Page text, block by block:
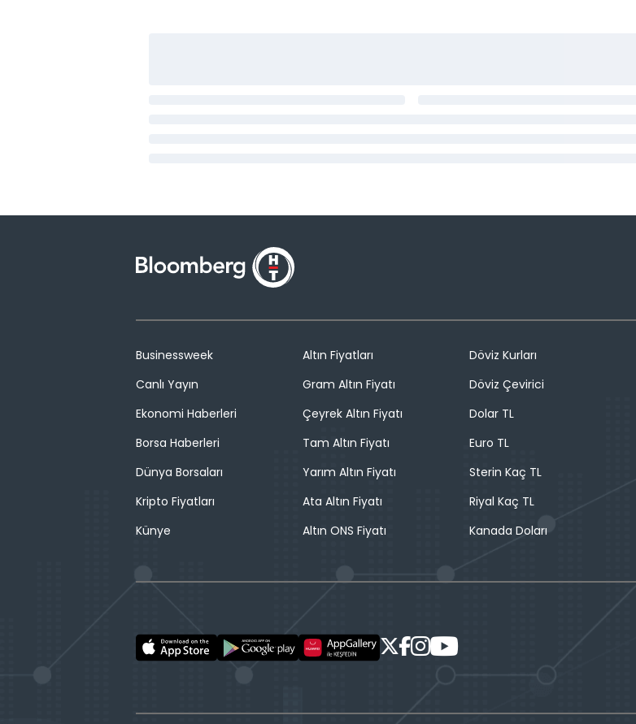
Businessweek
Canlı Yayın
Ekonomi Haberleri
Borsa Haberleri
Dünya Borsaları
Kripto Fiyatları
Künye
Altın Fiyatları
Gram Altın Fiyatı
Çeyrek Altın Fiyatı
Tam Altın Fiyatı
Yarım Altın Fiyatı
Ata Altın Fiyatı
Altın ONS Fiyatı
Döviz Kurları
Döviz Çevirici
Dolar TL
Euro TL
Sterin Kaç TL
Riyal Kaç TL
Kanada Doları